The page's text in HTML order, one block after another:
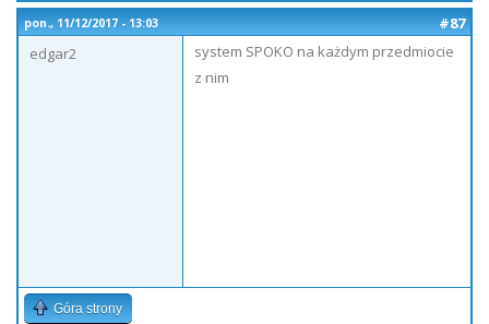
pon., 11/12/2017 - 13:03
#87
edgar2
system SPOKO na każdym przedmiocie
z nim
Góra strony